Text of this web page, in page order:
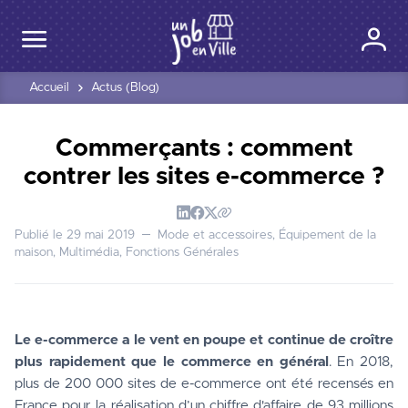
Accueil Actus (Blog)
Commerçants : comment
contrer les sites e-commerce ?
Publié le 29 mai 2019
Mode et accessoires, Équipement de la
maison, Multimédia, Fonctions Générales
Le e-commerce a le vent en poupe et continue de croître
plus rapidement que le commerce en général . En 2018,
plus de 200 000 sites de e-commerce ont été recensés en